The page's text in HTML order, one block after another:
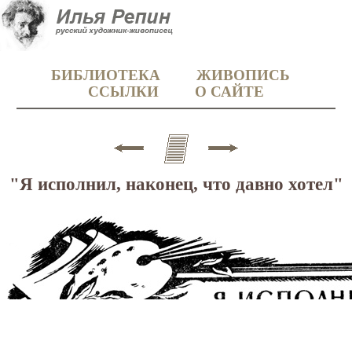
БИБЛИОТЕКА
ЖИВОПИСЬ
ССЫЛКИ
О САЙТЕ
"Я исполнил, наконец, что давно хотел"